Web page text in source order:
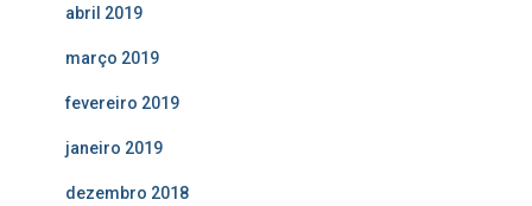
abril 2019
março 2019
fevereiro 2019
janeiro 2019
dezembro 2018